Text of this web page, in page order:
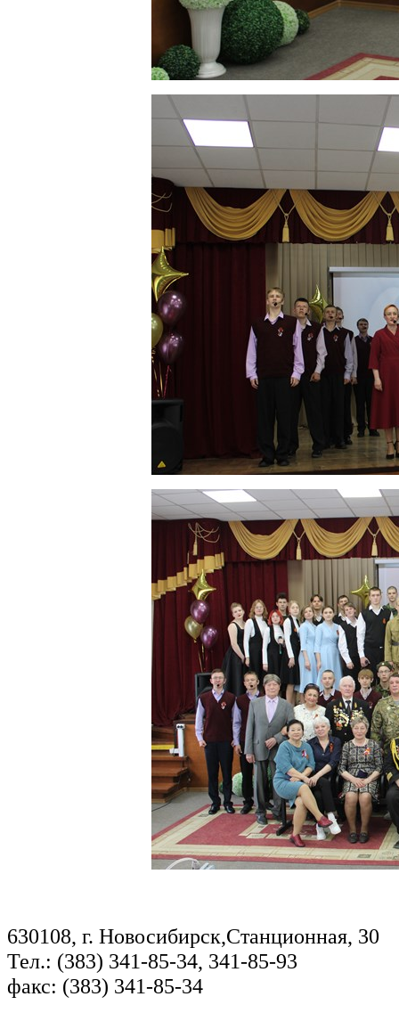
630108, г. Новосибирск,Станционная, 30
Тел.: (383) 341-85-34, 341-85-93
факс: (383) 341-85-34